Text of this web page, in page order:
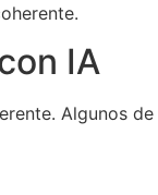
IA
Algunos